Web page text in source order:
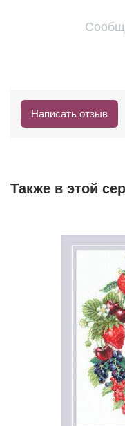
Написать отзыв
Также в этой